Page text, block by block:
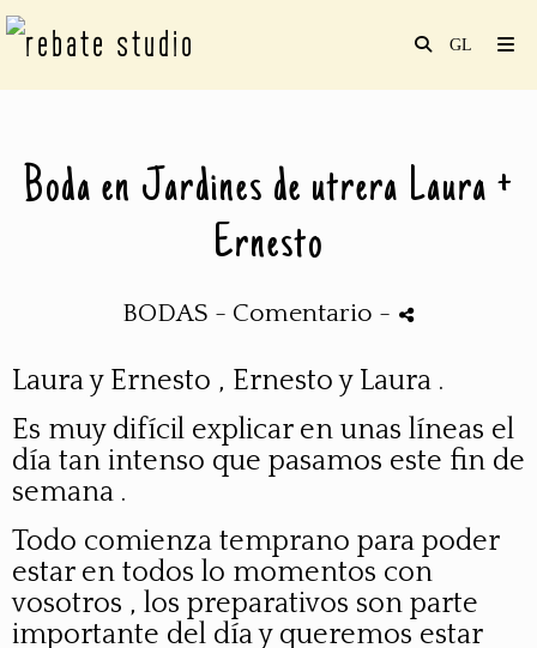
Boda en Jardines de utrera Laura +
Ernesto
BODAS - Comentario -
Laura y Ernesto , Ernesto y Laura .
Es muy difícil explicar en unas líneas el
día tan intenso que pasamos este fin de
semana .
Todo comienza temprano para poder
estar en todos lo momentos con
vosotros , los preparativos son parte
importante del día y queremos estar